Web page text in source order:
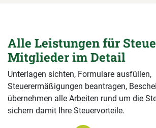
Alle Leistungen für
Mitglieder im Detail
Unterlagen sichten, Formulare ausfüllen,
Steuerermäßigungen beantragen,
übernehmen alle Arbeiten rund um die
sichern damit Ihre Steuervorteile.